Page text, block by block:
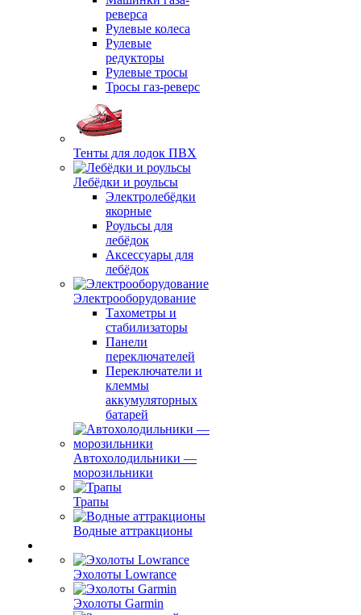
реверса
Рулевые колеса
Рулевые
редукторы
Рулевые тросы
Тросы газ-реверс
Тенты для лодок ПВХ
Лебёдки и роульсы
Электролебёдки
якорные
Роульсы для
лебёдок
Аксессуары для
лебёдок
Электрооборудование
Тахометры и
стабилизаторы
Панели
переключателей
Переключатели и
клеммы
аккумуляторных
батарей
Автохолодильники —
морозильники
Трапы
Водные аттракционы
Эхолоты Lowrance
Эхолоты Garmin